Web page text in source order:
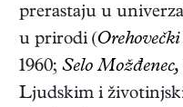
prerastaju u
u prirodi (Orehovečki
1960; Selo Možđenec,
Ljudskim i